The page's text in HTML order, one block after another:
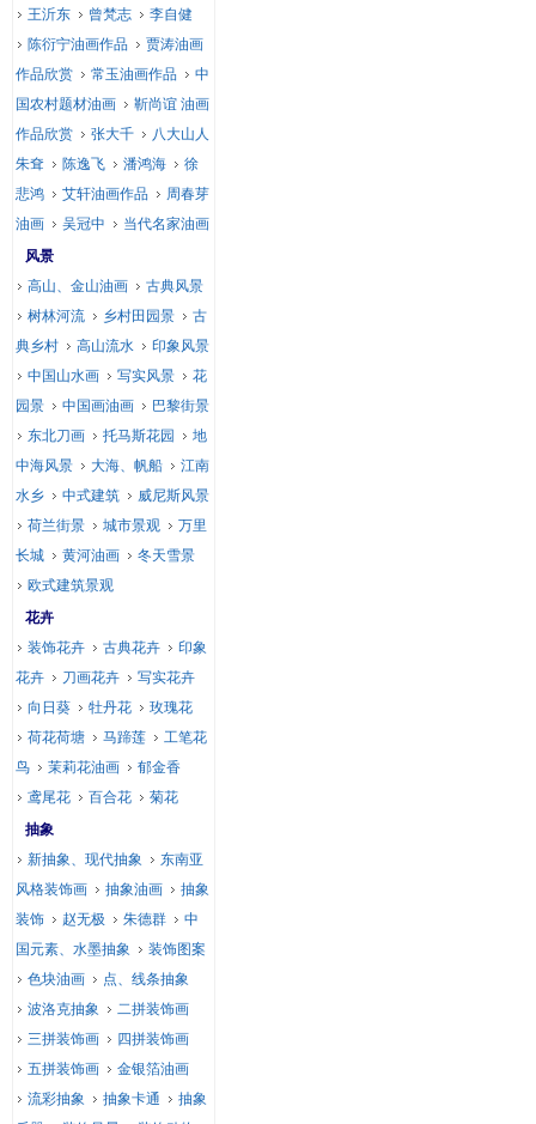
王沂东
曾梵志
李自健
陈衍宁油画作品
贾涛油画
作品欣赏
常玉油画作品
中
国农村题材油画
靳尚谊 油画
作品欣赏
张大千
八大山人
朱耷
陈逸飞 潘鸿海
徐
悲鸿
艾轩油画作品
周春芽
油画
吴冠中
当代名家油画
风景
高山、金山油画
古典风景
树林河流
乡村田园景
古
典乡村
高山流水
印象风景
中国山水画
写实风景
花
园景
中国画油画
巴黎街景
东北刀画
托马斯花园
地
中海风景
大海、帆船
江南
水乡
中式建筑
威尼斯风景
荷兰街景
城市景观
万里
长城
黄河油画
冬天雪景
欧式建筑景观
花卉
装饰花卉
古典花卉
印象
花卉
刀画花卉
写实花卉
向日葵
牡丹花
玫瑰花
荷花荷塘
马蹄莲
工笔花
鸟
茉莉花油画
郁金香
鸢尾花
百合花
菊花
抽象
新抽象、现代抽象
东南亚
风格装饰画
抽象油画
抽象
装饰
赵无极 朱德群
中
国元素、水墨抽象
装饰图案
色块油画
点、线条抽象
波洛克抽象
二拼装饰画
三拼装饰画
四拼装饰画
五拼装饰画
金银箔油画
流彩抽象
抽象卡通
抽象